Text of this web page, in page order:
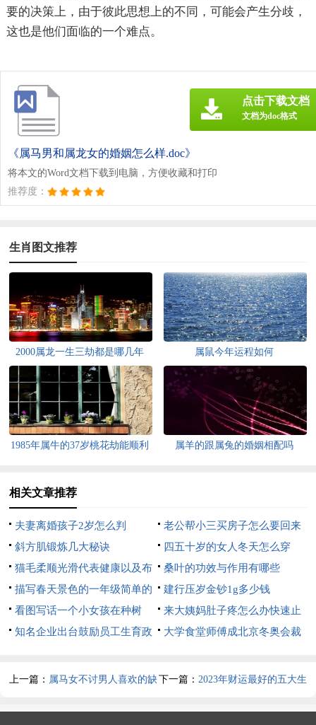
要的决策上，由于彼此思想上的不同，可能会产生分歧，
这也是他们面临的一个难点。
《属马男和属龙女的婚姻怎么样.doc》
将本文的Word文档下载到电脑，方便收藏和打印
推荐度：
点击下载文档
文档为doc格式
生肖图文推荐
2000属龙一生三劫都是哪几年 属鼠今年运程如何
1985年属牛的37岁桃花劫能顺利
属羊的跟属兔的婚姻相配吗
相关文章推荐
夫妻离婚孩子2岁怎么判
老公帮小三买房子怎么要回来
斜方肌锻炼几大秘诀
四五十岁的女人冬天怎么穿
猫毛柔顺光滑代表健康以及布
偶猫对毛发好的饮食
桑叶的功效与作用有哪些
描写春天景色的一年级简单的
作文
建行压岁金钞1g多少钱
看图写话一个小女孩在种树
来大姨妈肚子疼怎么办快速止
疼
知名企业出台鼓励员工生育政
大学食堂师傅成北京冬奥会裁
上一篇： 属马女不讨男人喜欢的缺下一篇： 2023年财运最好的五大生